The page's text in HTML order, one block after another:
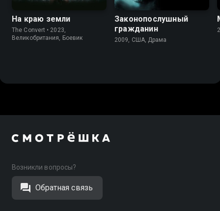
На краю земли
The Convert • 2023,
Великобритания, Боевик
Законопослушный
гражданин
2009, США, Драма
Возникли вопросы?
Обратная связь